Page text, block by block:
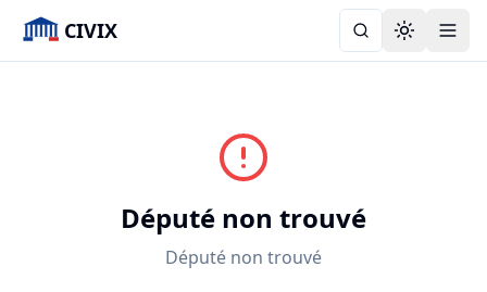
CIVIX Toggle
Député non trouvé
Député non trouvé